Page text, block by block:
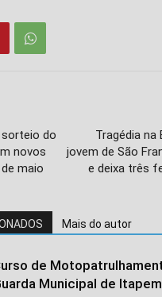
do
novos
maio
Tragédia na
jovem de São
e deixa três
Mais do autor
de
Municipal de